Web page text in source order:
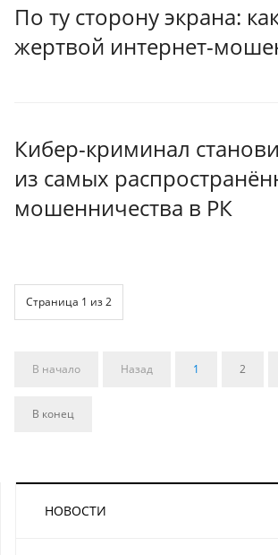
По ту сторону экрана:
жертвой интернет-
Кибер-криминал
из самых
мошенничества в РК
Страница 1 из 2
В начало Назад 1 2
В конец
НОВОСТИ